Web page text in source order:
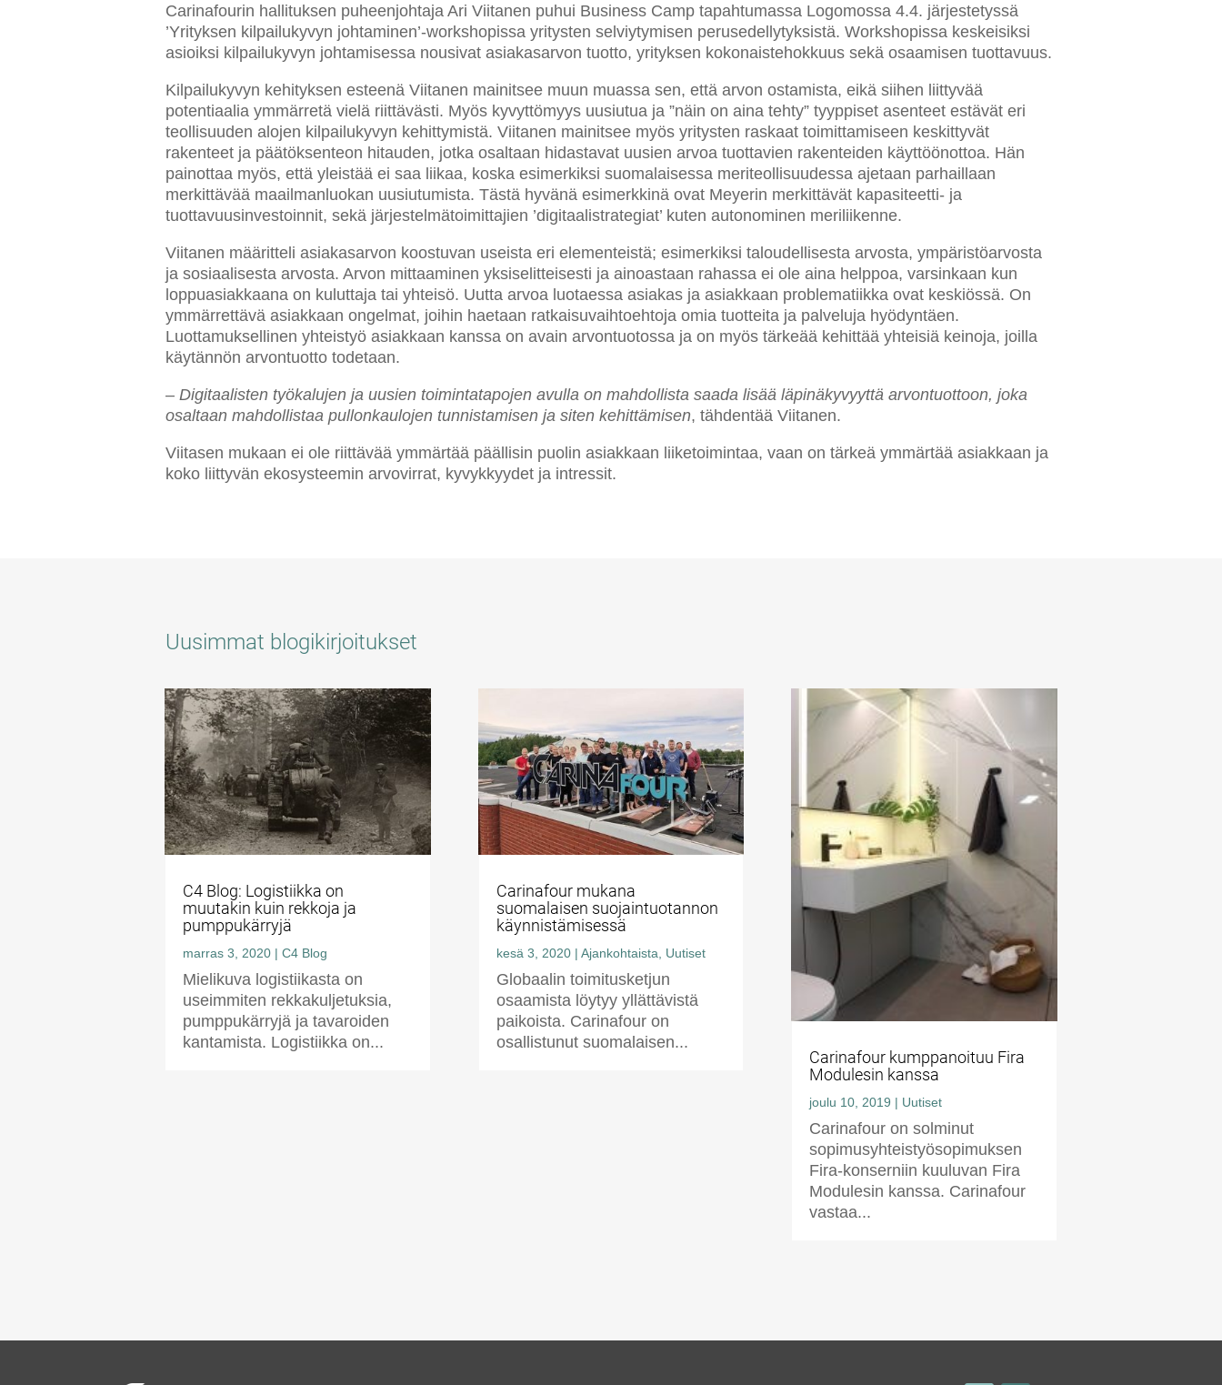
Carinafourin hallituksen puheenjohtaja Ari Viitanen puhui Business Camp tapahtumassa Logomossa 4.4. järjestetyssä
’Yrityksen kilpailukyvyn johtaminen’-workshopissa yritysten selviytymisen perusedellytyksistä. Workshopissa keskeisiksi
asioiksi kilpailukyvyn johtamisessa nousivat asiakasarvon tuotto, yrityksen kokonaistehokkuus sekä osaamisen tuottavuus.
Kilpailukyvyn kehityksen esteenä Viitanen mainitsee muun muassa sen, että arvon ostamista, eikä siihen liittyvää
potentiaalia ymmärretä vielä riittävästi. Myös kyvyttömyys uusiutua ja ”näin on aina tehty” tyyppiset asenteet estävät eri
teollisuuden alojen kilpailukyvyn kehittymistä. Viitanen mainitsee myös yritysten raskaat toimittamiseen keskittyvät
rakenteet ja päätöksenteon hitauden, jotka osaltaan hidastavat uusien arvoa tuottavien rakenteiden käyttöönottoa. Hän
painottaa myös, että yleistää ei saa liikaa, koska esimerkiksi suomalaisessa meriteollisuudessa ajetaan parhaillaan
merkittävää maailmanluokan uusiutumista. Tästä hyvänä esimerkkinä ovat Meyerin merkittävät kapasiteetti- ja
tuottavuusinvestoinnit, sekä järjestelmätoimittajien ’digitaalistrategiat’ kuten autonominen meriliikenne.
Viitanen määritteli asiakasarvon koostuvan useista eri elementeistä; esimerkiksi taloudellisesta arvosta, ympäristöarvosta
ja sosiaalisesta arvosta. Arvon mittaaminen yksiselitteisesti ja ainoastaan rahassa ei ole aina helppoa, varsinkaan kun
loppuasiakkaana on kuluttaja tai yhteisö. Uutta arvoa luotaessa asiakas ja asiakkaan problematiikka ovat keskiössä. On
ymmärrettävä asiakkaan ongelmat, joihin haetaan ratkaisuvaihtoehtoja omia tuotteita ja palveluja hyödyntäen.
Luottamuksellinen yhteistyö asiakkaan kanssa on avain arvontuotossa ja on myös tärkeää kehittää yhteisiä keinoja, joilla
käytännön arvontuotto todetaan.
– Digitaalisten työkalujen ja uusien toimintatapojen avulla on mahdollista saada lisää läpinäkyvyyttä arvontuottoon, joka
osaltaan mahdollistaa pullonkaulojen tunnistamisen ja siten kehittämisen, tähdentää Viitanen.
Viitasen mukaan ei ole riittävää ymmärtää päällisin puolin asiakkaan liiketoimintaa, vaan on tärkeä ymmärtää asiakkaan ja
koko liittyvän ekosysteemin arvovirrat, kyvykkyydet ja intressit.
Uusimmat blogikirjoitukset
C4 Blog: Logistiikka on
muutakin kuin rekkoja ja
pumppukärryjä
marras 3, 2020| C4 Blog
Mielikuva logistiikasta on
useimmiten rekkakuljetuksia,
pumppukärryjä ja tavaroiden
kantamista. Logistiikka on...
Carinafour mukana
suomalaisen suojaintuotannon
käynnistämisessä
kesä 3, 2020| Ajankohtaista Uutiset
Globaalin toimitusketjun
osaamista löytyy yllättävistä
paikoista. Carinafour on
osallistunut suomalaisen...
Carinafour kumppanoituu Fira
Modulesin kanssa
joulu 10, 2019 | Uutiset
Carinafour on solminut
sopimusyhteistyösopimuksen
Fira-konserniin kuuluvan Fira
Modulesin kanssa. Carinafour
vastaa...